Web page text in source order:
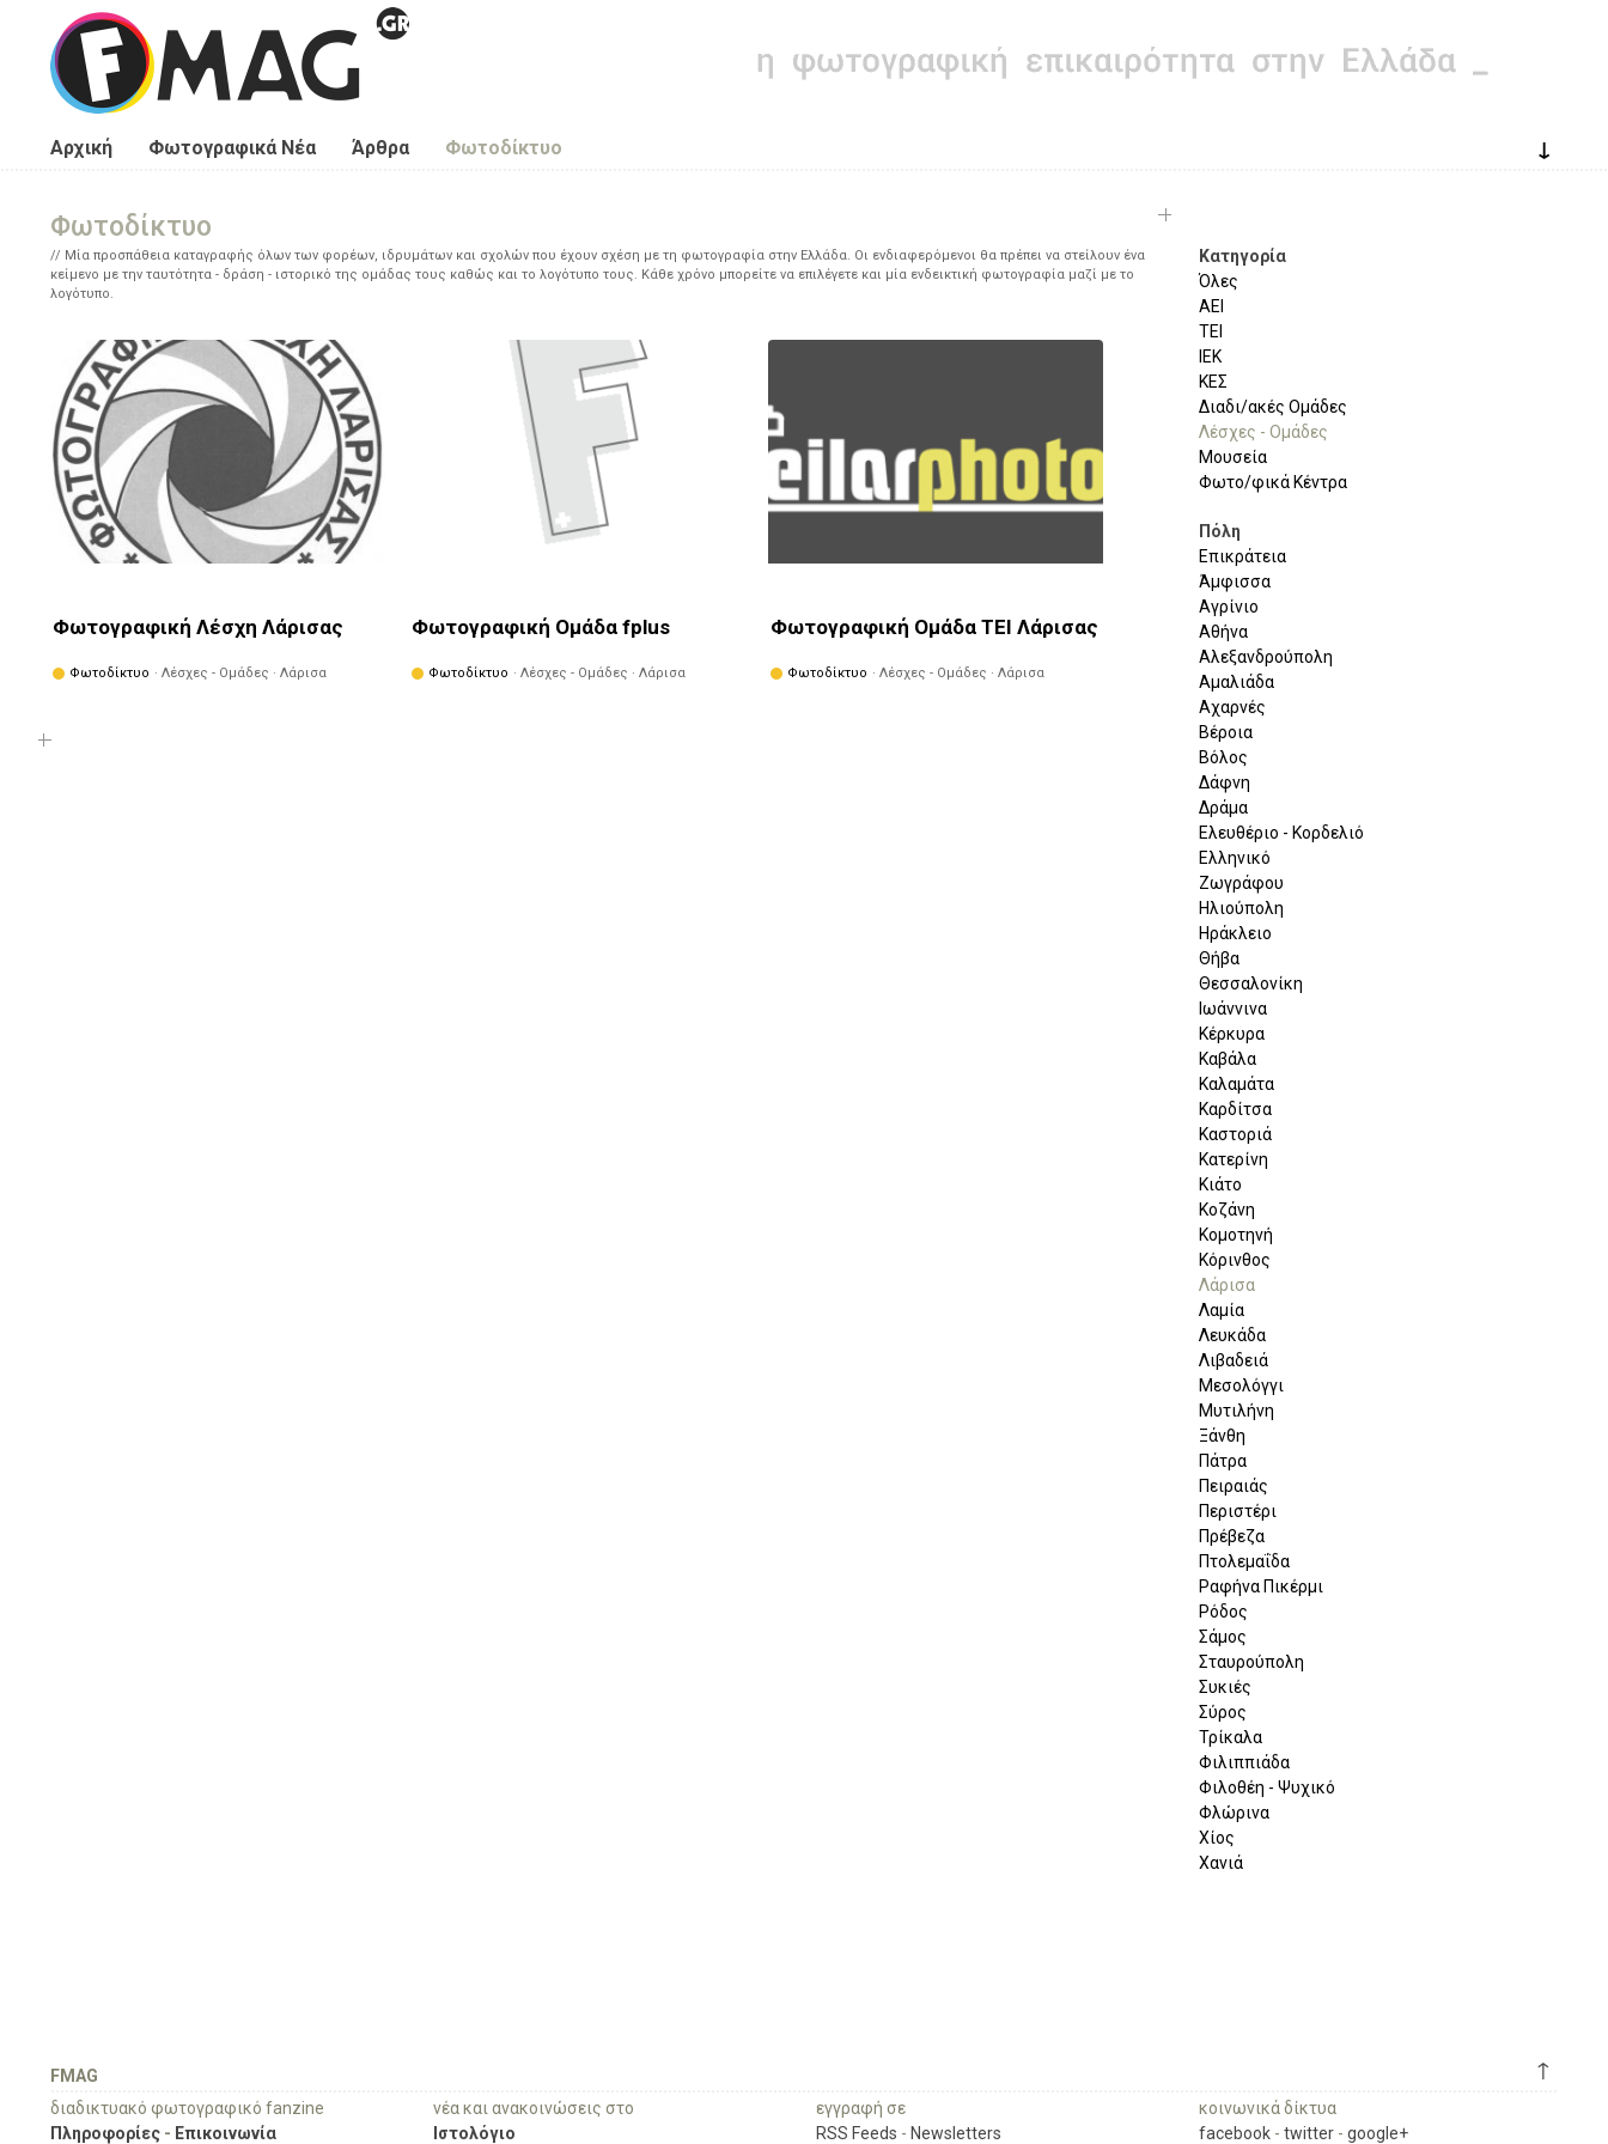
Παράκαμψη προς το κυρίως περιεχόμενο
Αρχική Φωτογραφικά Νέα Άρθρα Φωτοδίκτυο ↓
Φωτοδίκτυο
Μία προσπάθεια καταγραφής όλων των φορέων, ιδρυμάτων και σχολών που έχουν σχέση με τη φωτογραφία στην Ελλάδα. Οι ενδιαφερόμενοι θα πρέπει να στείλουν ένα
κείμενο με την ταυτότητα - δράση - ιστορικό της ομάδας τους καθώς και το λογότυπο τους. Κάθε χρόνο μπορείτε να επιλέγετε και μία ενδεικτική φωτογραφία μαζί με το
λογότυπο.
Φωτογραφική Λέσχη Λάρισας
Φωτοδίκτυο · Λέσχες - Ομάδες · Λάρισα
Φωτογραφική Ομάδα fplus
Φωτοδίκτυο · Λέσχες - Ομάδες · Λάρισα
Φωτογραφική Ομάδα ΤΕΙ Λάρισας
Φωτοδίκτυο · Λέσχες - Ομάδες · Λάρισα
Κατηγορία
Όλες
ΑΕΙ
ΤΕΙ
ΙΕΚ
ΚΕΣ
Διαδι/ακές Ομάδες
Λέσχες - Ομάδες
Μουσεία
Φωτο/φικά Κέντρα
Πόλη
Επικράτεια
Άμφισσα
Αγρίνιο
Αθήνα
Αλεξανδρούπολη
Αμαλιάδα
Αχαρνές
Βέροια
Βόλος
Δάφνη
Δράμα
Ελευθέριο - Κορδελιό
Ελληνικό
Ζωγράφου
Ηλιούπολη
Ηράκλειο
Θήβα
Θεσσαλονίκη
Ιωάννινα
Κέρκυρα
Καβάλα
Καλαμάτα
Καρδίτσα
Καστοριά
Κατερίνη
Κιάτο
Κοζάνη
Κομοτηνή
Κόρινθος
Λάρισα
Λαμία
Λευκάδα
Λιβαδειά
Μεσολόγγι
Μυτιλήνη
Ξάνθη
Πάτρα
Πειραιάς
Περιστέρι
Πρέβεζα
Πτολεμαΐδα
Ραφήνα Πικέρμι
Ρόδος
Σάμος
Σταυρούπολη
Συκιές
Σύρος
Τρίκαλα
Φιλιππιάδα
Φιλοθέη - Ψυχικό
Φλώρινα
Χίος
Χανιά
↑
FMAG
διαδικτυακό φωτογραφικό fanzine
Πληροφορίες - Επικοινωνία
νέα και ανακοινώσεις στο
Ιστολόγιο
εγγραφή σε
RSS Feeds - Newsletters
κοινωνικά δίκτυα
facebook - twitter - google+